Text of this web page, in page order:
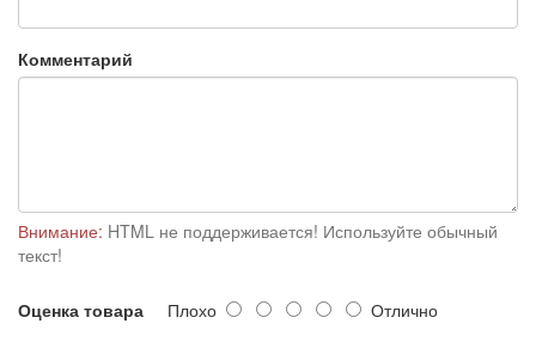
Комментарий
Внимание: HTML не поддерживается! Используйте обычный
текст!
Оценка товара Плохо Отлично